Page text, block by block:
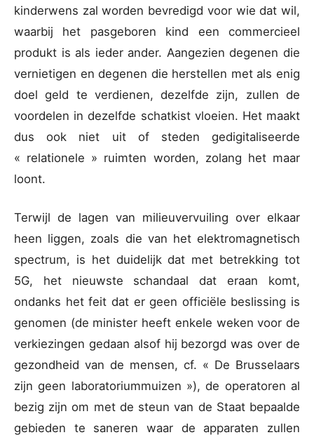
kinderwens zal worden bevredigd voor wie dat wil,
waarbij het pasgeboren kind een commercieel
produkt is als ieder ander. Aangezien degenen die
vernietigen en degenen die herstellen met als enig
doel geld te verdienen, dezelfde zijn, zullen de
voordelen in dezelfde schatkist vloeien. Het maakt
dus ook niet uit of steden gedigitaliseerde
« relationele » ruimten worden, zolang het maar
loont.
Terwijl de lagen van milieuvervuiling over elkaar
heen liggen, zoals die van het elektromagnetisch
spectrum, is het duidelijk dat met betrekking tot
5G, het nieuwste schandaal dat eraan komt,
ondanks het feit dat er geen officiële beslissing is
genomen (de minister heeft enkele weken voor de
verkiezingen gedaan alsof hij bezorgd was over de
gezondheid van de mensen, cf. « De Brusselaars
zijn geen laboratoriummuizen »), de operatoren al
bezig zijn om met de steun van de Staat bepaalde
gebieden te saneren waar de apparaten zullen